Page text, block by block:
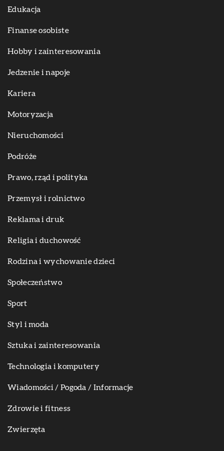
Edukacja
Finanse osobiste
Hobby i zainteresowania
Jedzenie i napoje
Kariera
Motoryzacja
Nieruchomości
Podróże
Prawo, rząd i polityka
Przemysł i rolnictwo
Reklama i druk
Religia i duchowość
Rodzina i wychowanie dzieci
Społeczeństwo
Sport
Styl i moda
Sztuka i zainteresowania
Technologia i komputery
Wiadomości / Pogoda / Informacje
Zdrowie i fitness
Zwierzęta